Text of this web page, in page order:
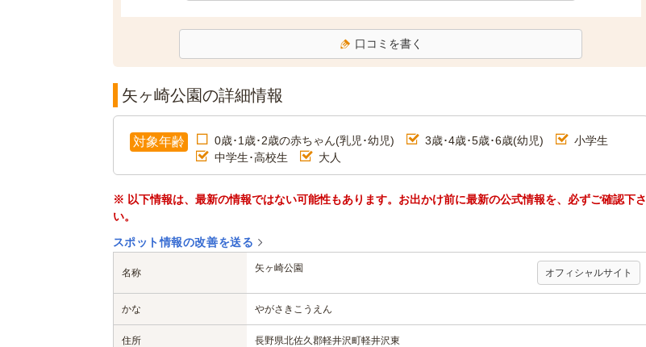
口コミを書く
矢ヶ崎公園の詳細情報
対象年齢 0歳･1歳･2歳の赤ちゃん(乳児･幼児) 3歳･4歳･5歳･6歳(幼児)
小学生
中学生･高校生
大人
※ 以下情報は、最新の情報ではない可能性もあります。お出かけ前に最新の公式情報を、必ずご確認下さ
い。
スポット情報の改善を送る
名称 矢ヶ崎公園 オフィシャルサイト
かな やがさきこうえん
住所 長野県北佐久郡軽井沢町軽井沢東